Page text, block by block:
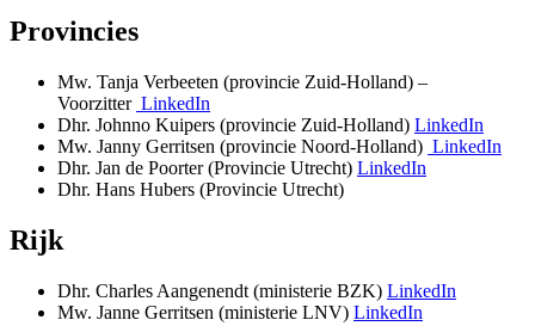
Provincies
Mw. Tanja Verbeeten (provincie Zuid-Holland) –
Voorzitter LinkedIn
Dhr. Johnno Kuipers (provincie Zuid-Holland) LinkedIn
Mw. Janny Gerritsen (provincie Noord-Holland) LinkedIn
Dhr. Jan de Poorter (Provincie Utrecht) LinkedIn
Dhr. Hans Hubers (Provincie Utrecht)
Rijk
Dhr. Charles Aangenendt (ministerie BZK) LinkedIn
Mw. Janne Gerritsen (ministerie LNV) LinkedIn